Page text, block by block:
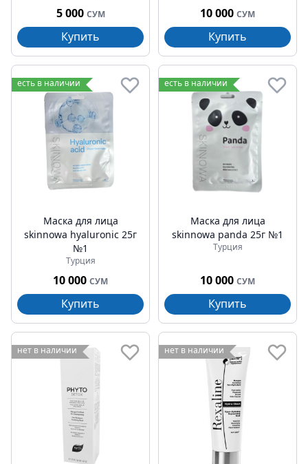
5 000 СУМ
Купить
10 000 СУМ
Купить
есть в наличии
Маска для лица
skinnowa hyaluronic 25г
№1
Турция
10 000 СУМ
Купить
есть в наличии
Маска для лица
skinnowa panda 25г №1
Турция
10 000 СУМ
Купить
нет в наличии нет в наличии